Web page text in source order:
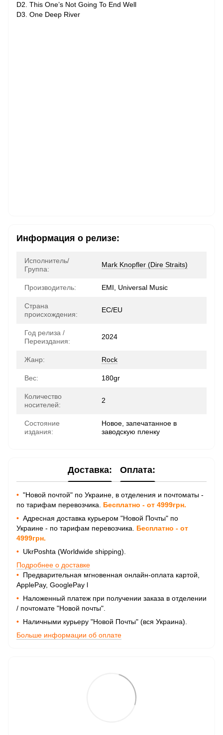
D2. This One’s Not Going To End Well
D3. One Deep River
Информация о релизе:
Исполнитель/
Группа:
Mark Knopfler (Dire Straits)
Производитель: EMI, Universal Music
Страна
происхождения:
ЕС/EU
Год релиза /
Переиздания:
2024
Жанр: Rock
Вес: 180gr
Количество
носителей:
2
Состояние
издания:
Новое, запечатанное в
заводскую пленку
Доставка: Оплата:
• "Новой почтой" по Украине, в отделения и почтоматы -
по тарифам перевозчика. Бесплатно - от 4999грн.
• Адресная доставка курьером "Новой Почты" по
Украине - по тарифам перевозчика. Бесплатно - от
4999грн.
• UkrPoshta (Worldwide shipping).
Подробнее о доставке
• Предварительная мгновенная онлайн-оплата картой,
ApplePay, GooglePay l
• Наложенный платеж при получении заказа в отделении
/ почтомате "Новой почты".
• Наличными курьеру "Новой Почты" (вся Украина).
Больше информации об оплате